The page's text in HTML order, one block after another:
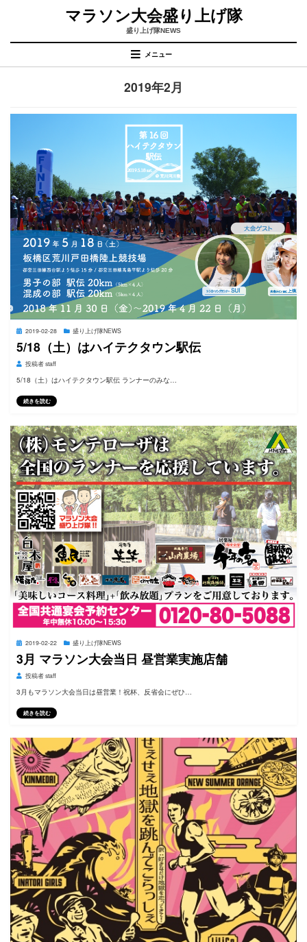
マラソン大会盛り上げ隊
盛り上げ隊NEWS
メニュー
月
:
2019年2月
投
日:
2019-02-28 盛り上げ隊NEWS
5/18（土）はハイテクタウン駅伝
投稿者staff
5/18（土）はハイテクタウン駅伝 ランナーのみな…
続きを読む
投
日:
2019-02-22 盛り上げ隊NEWS
3月 マラソン大会当日 昼営業実施店舗
投稿者staff
3月もマラソン大会当日は昼営業！祝杯、反省会にぜひ…
続きを読む